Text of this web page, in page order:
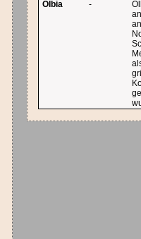
Olbia
-